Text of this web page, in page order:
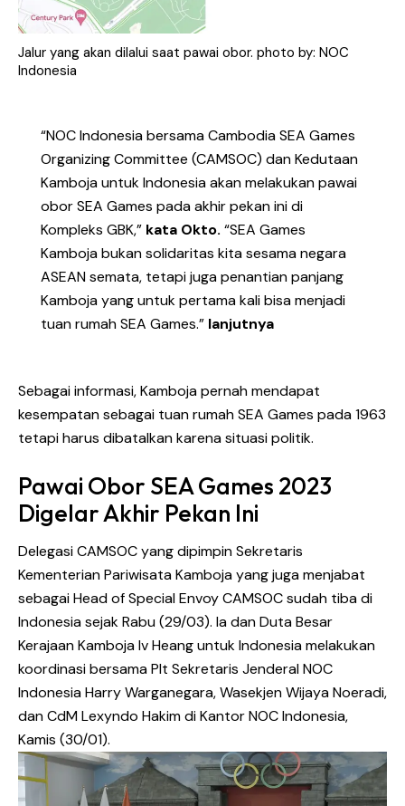
Jalur yang akan dilalui saat pawai obor. photo by: NOC
Indonesia
“NOC Indonesia bersama Cambodia SEA Games
Organizing Committee (CAMSOC) dan Kedutaan
Kamboja untuk Indonesia akan melakukan pawai
obor SEA Games pada akhir pekan ini di
Kompleks GBK,” kata Okto. “SEA Games
Kamboja bukan solidaritas kita sesama negara
ASEAN semata, tetapi juga penantian panjang
Kamboja yang untuk pertama kali bisa menjadi
tuan rumah SEA Games.” lanjutnya
Sebagai informasi, Kamboja pernah mendapat
kesempatan sebagai tuan rumah SEA Games pada 1963
tetapi harus dibatalkan karena situasi politik.
Pawai Obor SEA Games 2023
Digelar Akhir Pekan Ini
Delegasi CAMSOC yang dipimpin Sekretaris
Kementerian Pariwisata Kamboja yang juga menjabat
sebagai Head of Special Envoy CAMSOC sudah tiba di
Indonesia sejak Rabu (29/03). Ia dan Duta Besar
Kerajaan Kamboja Iv Heang untuk Indonesia melakukan
koordinasi bersama Plt Sekretaris Jenderal NOC
Indonesia Harry Warganegara, Wasekjen Wijaya Noeradi,
dan CdM Lexyndo Hakim di Kantor NOC Indonesia,
Kamis (30/01).